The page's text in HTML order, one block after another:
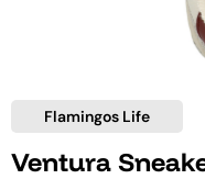
Flamingos Life
Ventura